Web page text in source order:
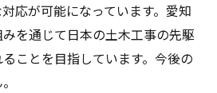
応が可能になっています。愛知
を通じて日本の土木工事の先駆
ことを目指しています。今後の